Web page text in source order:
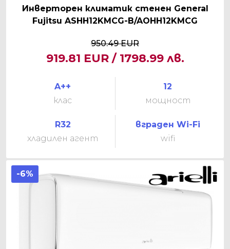
Инверторен климатик стенен General
Fujitsu ASHH12KMCG-B/AOHH12KMCG
950.49 EUR
919.81 EUR / 1798.99 лв.
A++
клас
12
мощност
R32
хладилен агент
вграден Wi-Fi
wifi
-6%